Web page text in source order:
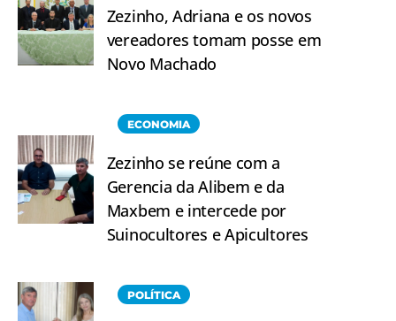
Zezinho, Adriana e os novos
vereadores tomam posse em
Novo Machado
ECONOMIA
Zezinho se reúne com a
Gerencia da Alibem e da
Maxbem e intercede por
Suinocultores e Apicultores
POLÍTICA